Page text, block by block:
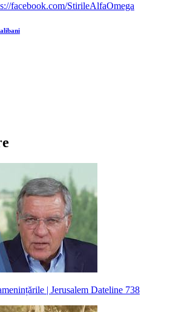
facebook.com/StirileAlfaOmega
| Jerusalem Dateline 738